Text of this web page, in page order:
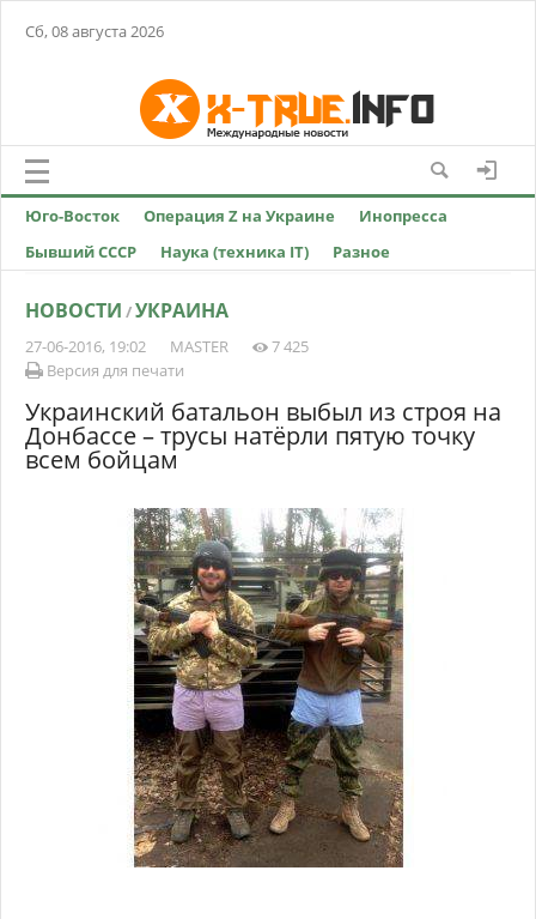
Сб, 08 августа 2026
Юго-Восток Операция Z на Украине
Инопресса
Бывший СССР
Наука (техника IT) Разное
НОВОСТИ /УКРАИНА
27-06-2016, 19:02 MASTER
7 425
Версия для печати
Украинский батальон выбыл из строя на
Донбассе – трусы натёрли пятую точку
всем бойцам